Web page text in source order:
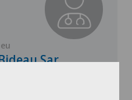
Sar